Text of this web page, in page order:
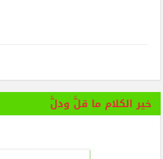
خير الكلام ما قلَّ ودلَّ